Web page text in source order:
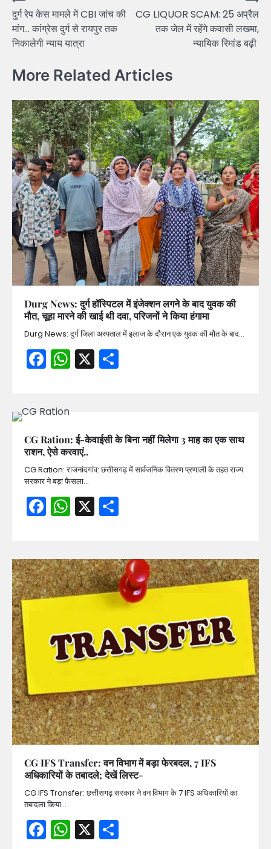
navigation
दुर्ग रेप केस मामले में CBI जांच की
मांग… कांग्रेस दुर्ग से रायपुर तक
निकालेगी न्याय यात्रा
CG LIQUOR SCAM: 25 अप्रैल
तक जेल में रहेंगे कवासी लखमा,
न्यायिक रिमांड बढ़ी
More Related Articles
Durg News: दुर्ग हॉस्पिटल में इंजेक्शन लगने के बाद युवक की
मौत, चूहा मारने की खाई थी दवा, परिजनों ने किया हंगामा
Durg News: दुर्ग जिला अस्पताल में इलाज के दौरान एक युवक की मौत के बाद…
Facebook
WhatsApp
X
CG Ration: ई-केवाईसी के बिना नहीं मिलेगा 3 माह का एक साथ
राशन, ऐसे करवाएं..
CG Ration: राजनांदगांव: छत्तीसगढ़ में सार्वजनिक वितरण प्रणाली के तहत राज्य
सरकार ने बड़ा फैसला…
Facebook
WhatsApp
X
CG IFS Transfer: वन विभाग में बड़ा फेरबदल, 7 IFS
अधिकारियों के तबादले; देखें लिस्ट-
CG IFS Transfer: छत्तीसगढ़ सरकार ने वन विभाग के 7 IFS अधिकारियों का
तबादला किया…
Facebook
WhatsApp
X